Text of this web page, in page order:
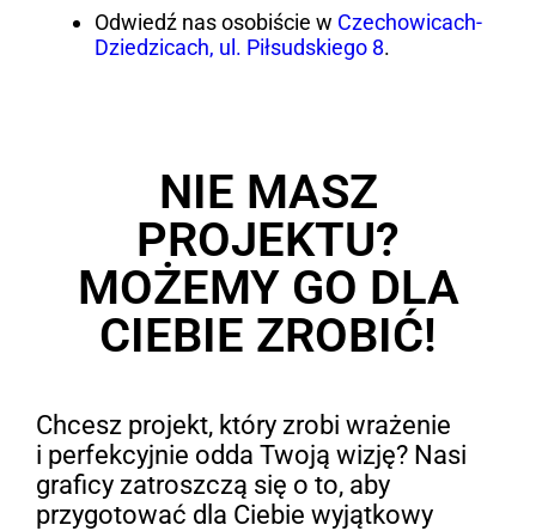
Odwiedź nas osobiście w Czechowicach-
Dziedzicach, ul. Piłsudskiego 8.
NIE MASZ
PROJEKTU?
MOŻEMY GO DLA
CIEBIE ZROBIĆ!
Chcesz projekt, który zrobi wrażenie
i perfekcyjnie odda Twoją wizję? Nasi
graficy zatroszczą się o to, aby
przygotować dla Ciebie wyjątkowy